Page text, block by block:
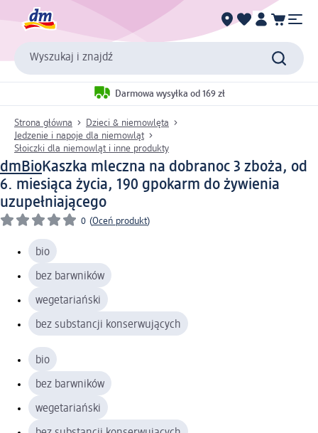
Wyszukaj i znajdź
Darmowa wysyłka od 169 zł
Strona główna
Dzieci & niemowlęta
Jedzenie i napoje dla niemowląt
Słoiczki dla niemowląt i inne produkty
dmBioKaszka mleczna na dobranoc 3 zboża, od
6. miesiąca życia, 190 gpokarm do żywienia
uzupełniającego
0 (Oceń produkt)
bio
bez barwników
wegetariański
bez substancji konserwujących
bio
bez barwników
wegetariański